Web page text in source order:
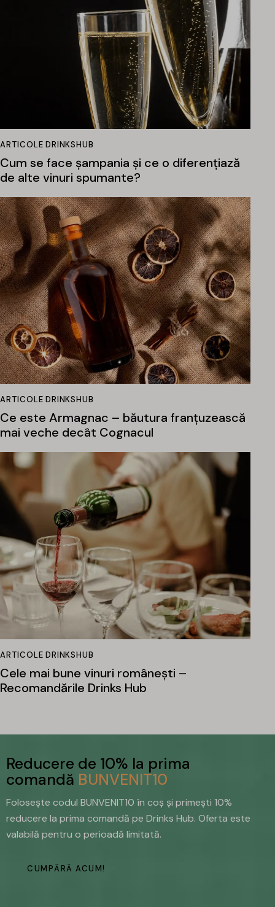
ARTICOLE DRINKSHUB
Cum se face șampania și ce o diferențiază
de alte vinuri spumante?
ARTICOLE DRINKSHUB
Ce este Armagnac – băutura franțuzească
mai veche decât Cognacul
ARTICOLE DRINKSHUB
Cele mai bune vinuri românești –
Recomandările Drinks Hub
Reducere de 10% la prima
comandă BUNVENIT10
Folosește codul BUNVENIT10 în coș și primești 10%
reducere la prima comandă pe Drinks Hub. Oferta este
valabilă pentru o perioadă limitată.
CUMPĂRĂ ACUM!